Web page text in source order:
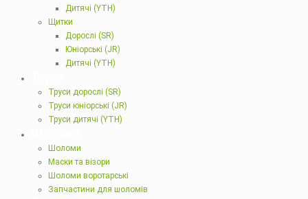
Дитячі (YTH)
Щитки
Дорослі (SR)
Юніорські (JR)
Дитячі (YTH)
Труси дорослі (SR)
Труси юніорські (JR)
Труси дитячі (YTH)
Шоломи
Маски та візори
Шоломи воротарські
Запчастини для шоломів